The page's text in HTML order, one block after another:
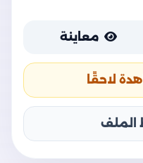
معاينة
لاحقًا
الملف